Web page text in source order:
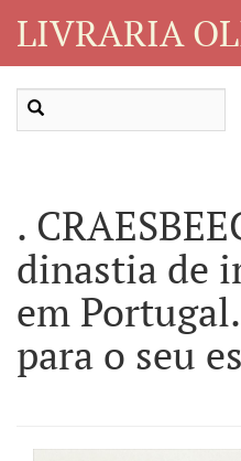
LIVRARIA
.
dinastia de
em
para o seu